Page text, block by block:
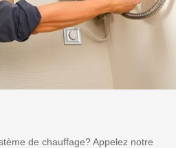
de chauffage? Appelez notre